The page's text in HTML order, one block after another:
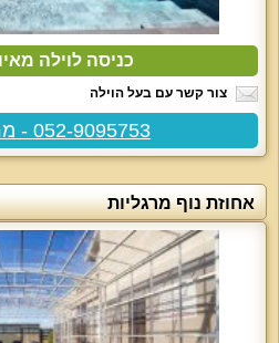
כניסה לוילה
צור קשר עם בעל הוילה
052-9095753 - מרכז הזמנות
אחוזת נוף מרגליות